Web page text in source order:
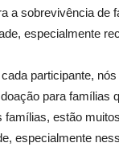
a sobrevivência de
especialmente
participante,
para famílias
famílias, estão
especialmente